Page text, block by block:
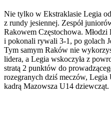
Nie tylko w Ekstraklasie Legia
z rundy jesiennej. Zespół
Rakowem Częstochowa.
i pokonali rywali 3-1, po golach
Tym samym Raków nie
lidera, a Legia wskoczyła z
stratą 2 punktów do
rozegranych dziś meczów, Legia
kadrą Mazowsza U14 dziewcząt.